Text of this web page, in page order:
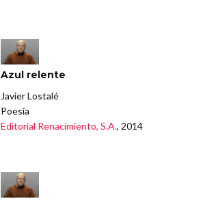
Azul relente
Javier Lostalé
Poesía
Editorial Renacimiento, S.A., 2014